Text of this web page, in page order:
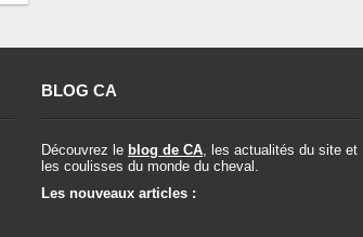
BLOG CA
Découvrez le blog de CA , les actualités du site et
les coulisses du monde du cheval.
Les nouveaux articles :